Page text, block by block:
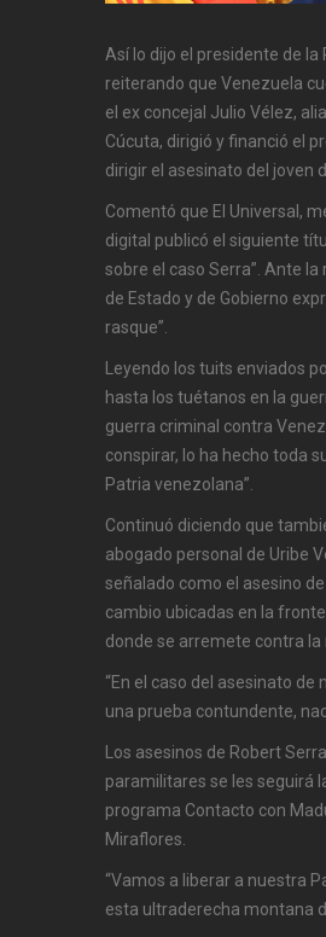
Así lo dijo el presidente de
reiterando que Venezuela
el ex concejal Julio Vélez,
Cúcuta, dirigió y financió el
dirigir el asesinato del joven
Comentó que El Universal,
digital publicó el siguiente
sobre el caso Serra”. Ante
de Estado y de Gobierno
rasque”.
Leyendo los tuits enviados
hasta los tuétanos en la
guerra criminal contra
conspirar, lo ha hecho toda
Patria venezolana”.
Continuó diciendo que
abogado personal de Uribe
señalado como el asesino
cambio ubicadas en la
donde se arremete contra la
“En el caso del asesinato
una prueba contundente,
Los asesinos de Robert
paramilitares se les seguirá
programa Contacto con
Miraflores.
“Vamos a liberar a nuestra
esta ultraderecha montana